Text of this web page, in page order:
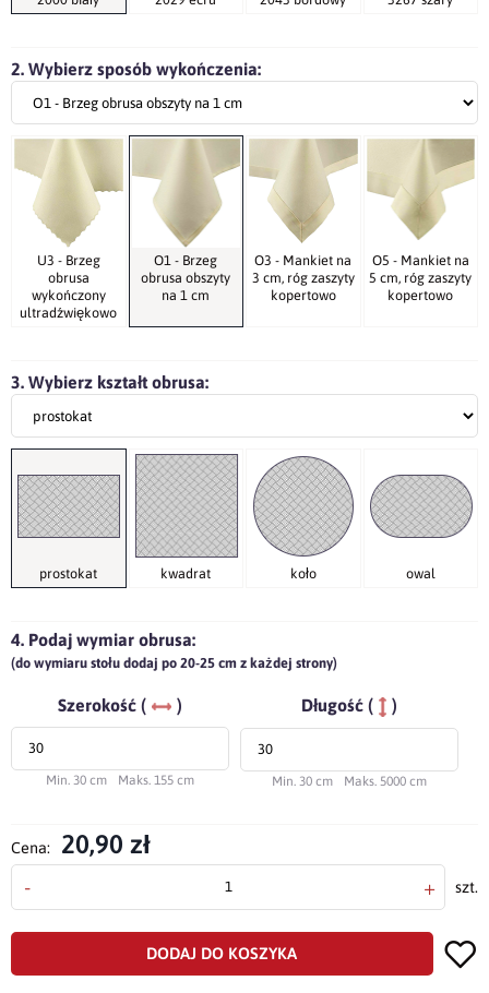
2. Wybierz sposób wykończenia:
U3 - Brzeg
obrusa
wykończony
ultradźwiękowo
O1 - Brzeg
obrusa obszyty
na 1 cm
O3 - Mankiet na
3 cm, róg zaszyty
kopertowo
O5 - Mankiet na
5 cm, róg zaszyty
kopertowo
3. Wybierz kształt obrusa:
prostokat kwadrat koło owal
4. Podaj wymiar obrusa:
(do wymiaru stołu dodaj po 20-25 cm z każdej strony)
Szerokość ( )
Min. 30 cm Maks. 155 cm
Długość ( )
Min. 30 cm Maks. 5000 cm
Cena: 20,90 zł
- + szt.
DODAJ DO KOSZYKA